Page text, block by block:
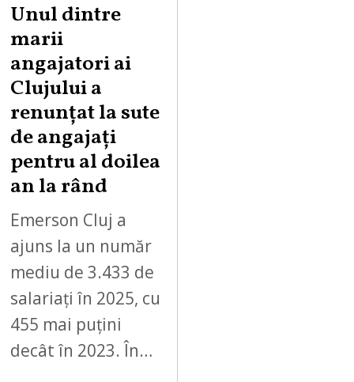
Unul dintre
marii
angajatori ai
Clujului a
renunțat la sute
de angajați
pentru al doilea
an la rând
Emerson Cluj a
ajuns la un număr
mediu de 3.433 de
salariați în 2025, cu
455 mai puțini
decât în 2023. În…